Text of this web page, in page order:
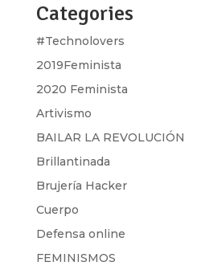
Categories
#Technolovers
2019Feminista
2020 Feminista
Artivismo
BAILAR LA REVOLUCIÓN
Brillantinada
Brujería Hacker
Cuerpo
Defensa online
FEMINISMOS